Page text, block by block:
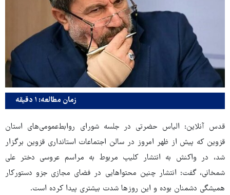
زمان مطالعه: ۱ دقیقه
قدس آنلاین: الیاس حضرتی در جلسه شورای روابط‌عمومی‌های استان
قزوین که پیش از ظهر امروز در سالن اجتماعات استانداری قزوین برگزار
شد، در واکنش به انتشار کلیپ مربوط به مراسم عروسی دختر علی
شمخانی، گفت: انتشار چنین محتواهایی در فضای مجازی جزو دستورکار
همیشگی دشمنان بوده و این روزها شدت بیشتری پیدا کرده است.